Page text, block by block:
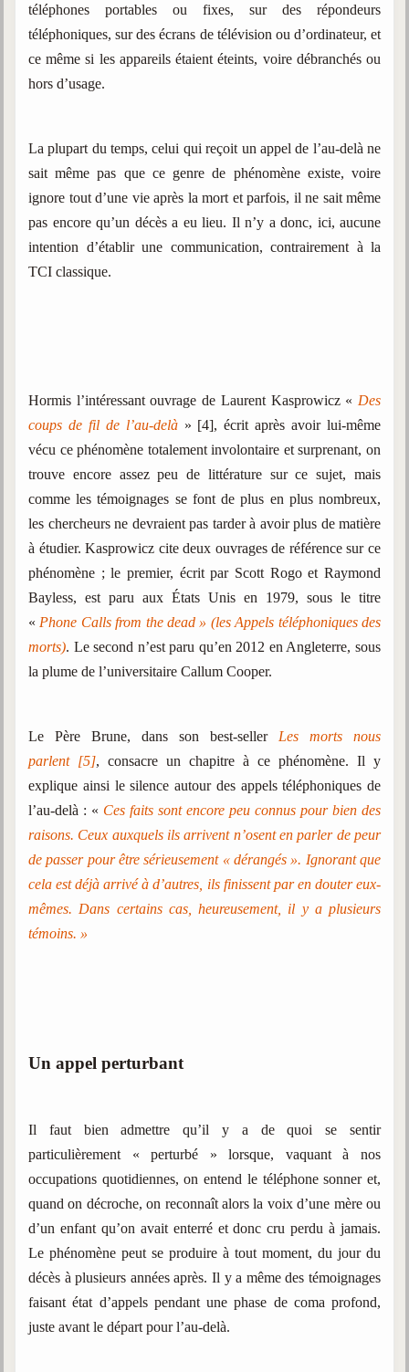
téléphones portables ou fixes, sur des répondeurs
téléphoniques, sur des écrans de télévision ou d’ordinateur, et
ce même si les appareils étaient éteints, voire débranchés ou
hors d’usage.
La plupart du temps, celui qui reçoit un appel de l’au-delà ne
sait même pas que ce genre de phénomène existe, voire
ignore tout d’une vie après la mort et parfois, il ne sait même
pas encore qu’un décès a eu lieu. Il n’y a donc, ici, aucune
intention d’établir une communication, contrairement à la
TCI classique.
Hormis l’intéressant ouvrage de Laurent Kasprowicz « Des
coups de fil de l’au-delà » [4], écrit après avoir lui-même
vécu ce phénomène totalement involontaire et surprenant, on
trouve encore assez peu de littérature sur ce sujet, mais
comme les témoignages se font de plus en plus nombreux,
les chercheurs ne devraient pas tarder à avoir plus de matière
à étudier. Kasprowicz cite deux ouvrages de référence sur ce
phénomène ; le premier, écrit par Scott Rogo et Raymond
Bayless, est paru aux États Unis en 1979, sous le titre
« Phone Calls from the dead » (les Appels téléphoniques des
morts). Le second n’est paru qu’en 2012 en Angleterre, sous
la plume de l’universitaire Callum Cooper.
Le Père Brune, dans son best-seller Les morts nous
parlent [5], consacre un chapitre à ce phénomène. Il y
explique ainsi le silence autour des appels téléphoniques de
l’au-delà : « Ces faits sont encore peu connus pour bien des
raisons. Ceux auxquels ils arrivent n’osent en parler de peur
de passer pour être sérieusement « dérangés ». Ignorant que
cela est déjà arrivé à d’autres, ils finissent par en douter eux-
mêmes. Dans certains cas, heureusement, il y a plusieurs
témoins. »
Un appel perturbant
Il faut bien admettre qu’il y a de quoi se sentir
particulièrement « perturbé » lorsque, vaquant à nos
occupations quotidiennes, on entend le téléphone sonner et,
quand on décroche, on reconnaît alors la voix d’une mère ou
d’un enfant qu’on avait enterré et donc cru perdu à jamais.
Le phénomène peut se produire à tout moment, du jour du
décès à plusieurs années après. Il y a même des témoignages
faisant état d’appels pendant une phase de coma profond,
juste avant le départ pour l’au-delà.